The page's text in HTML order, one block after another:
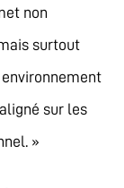
non
surtout
sur les
»